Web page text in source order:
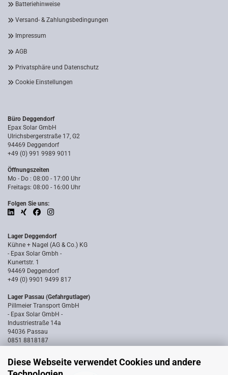
Diese Webseite verwendet Cookies und andere
Batteriehinweise
Versand- & Zahlungsbedingungen
Impressum
AGB
Privatsphäre und Datenschutz
Cookie Einstellungen
Büro Deggendorf
Epax Solar GmbH
Ulrichsbergerstraße 17, G2
94469 Deggendorf
+49 (0) 991 9989 9011
Öffnungszeiten
Mo - Do : 08:00 - 17:00 Uhr
Freitags: 08:00 - 16:00 Uhr
Folgen Sie uns:
Lager Deggendorf
Kühne + Nagel (AG & Co.) KG
- Epax Solar Gmbh -
Kunertstr. 1
94469 Deggendorf
+49 (0) 9901 9499 817
Lager Passau (Gefahrgutlager)
Pillmeier Transport GmbH
- Epax Solar GmbH -
Industriestraße 14a
94036 Passau
0851 8818187